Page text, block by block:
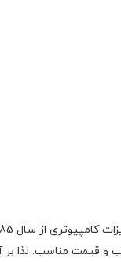
مناسب. لذا بر